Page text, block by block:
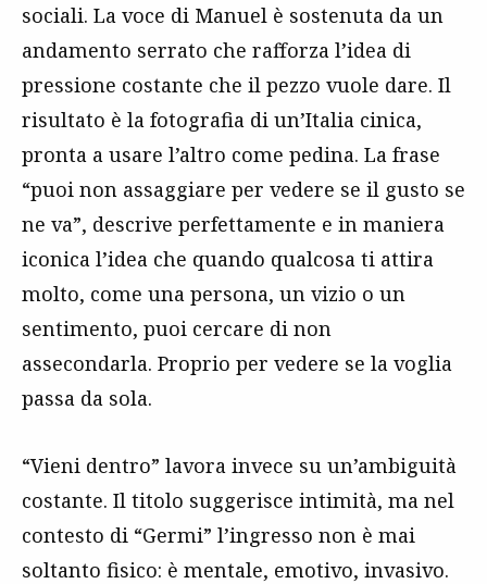
sociali. La voce di Manuel è sostenuta da un
andamento serrato che rafforza l’idea di
pressione costante che il pezzo vuole dare. Il
risultato è la fotografia di un’Italia cinica,
pronta a usare l’altro come pedina. La frase
“puoi non assaggiare per vedere se il gusto se
ne va”, descrive perfettamente e in maniera
iconica l’idea che quando qualcosa ti attira
molto, come una persona, un vizio o un
sentimento, puoi cercare di non
assecondarla. Proprio per vedere se la voglia
passa da sola.
“Vieni dentro” lavora invece su un’ambiguità
costante. Il titolo suggerisce intimità, ma nel
contesto di “Germi” l’ingresso non è mai
soltanto fisico: è mentale, emotivo, invasivo.